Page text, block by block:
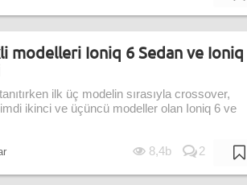
modelleri Ioniq 6 Sedan ve Ioniq
ilk üç modelin sırasıyla crossover,
ikinci ve üçüncü modeller olan Ioniq 6 ve
8,4b 2